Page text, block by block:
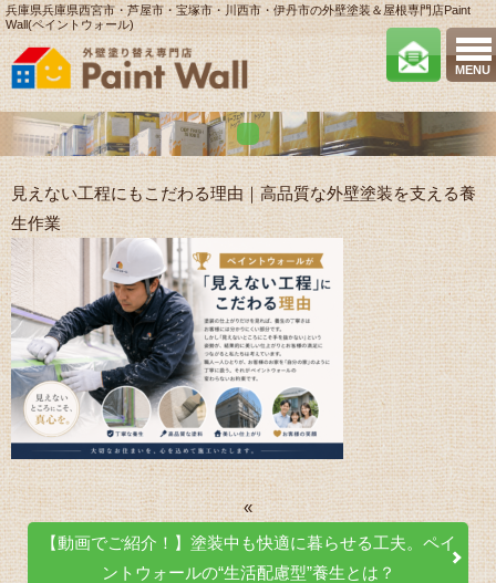
MENU
兵庫県兵庫県西宮市・芦屋市・宝塚市・川西市・伊丹市の外壁塗装＆屋根専門店Paint
Wall(ペイントウォール)
見えない工程にもこだわる理由｜高品質な外壁塗装を支える養
生作業
«
【動画でご紹介！】塗装中も快適に暮らせる工夫。ペイ
ントウォールの“生活配慮型”養生とは？